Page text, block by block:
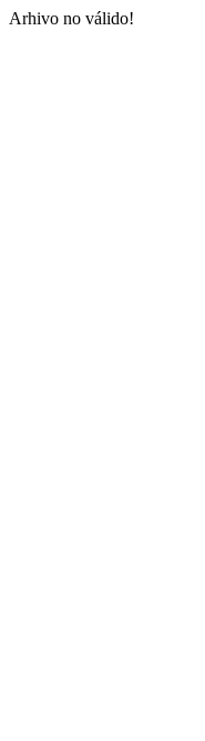
Arhivo no válido!